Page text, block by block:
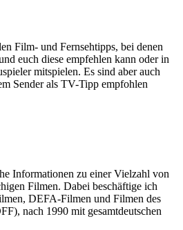
Film- und Fernsehtipps, bei denen
euch diese empfehlen kann oder in
mitspielen. Es sind aber auch
Sender als TV-Tipp empfohlen
Informationen zu einer Vielzahl von
Filmen. Dabei beschäftige ich
DEFA-Filmen und Filmen des
nach 1990 mit gesamtdeutschen